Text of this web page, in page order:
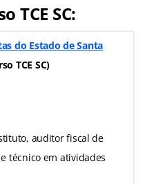
TCE SC:
do Estado de Santa
TCE SC)
auditor fiscal de
técnico em atividades